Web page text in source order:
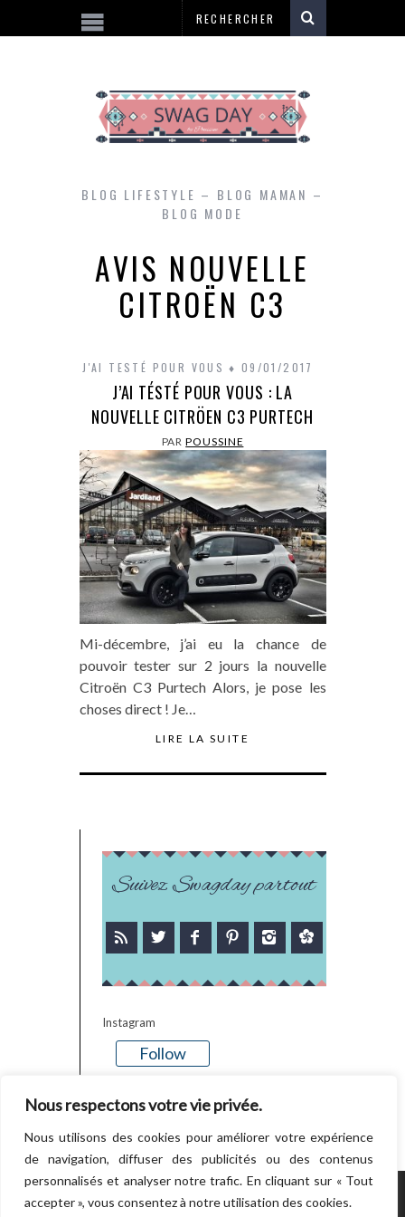
Nous respectons votre vie privée.
Nous utilisons des cookies pour améliorer votre expérience
de navigation, diffuser des publicités ou des contenus
personnalisés et analyser notre trafic. En cliquant sur « Tout
accepter », vous consentez à notre utilisation des cookies.
BLOG LIFESTYLE – BLOG MAMAN –
BLOG MODE
AVIS NOUVELLE
CITROËN C3
J'AI TESTÉ POUR VOUS 09/01/2017
J’AI TÉSTÉ POUR VOUS : LA
NOUVELLE CITRÖEN C3 PURTECH
PARPOUSSINE
Mi-décembre, j’ai eu la chance de
pouvoir tester sur 2 jours la nouvelle
Citroën C3 Purtech Alors, je pose les
choses direct ! Je…
LIRE LA SUITE
Suivez Swagday partout
Instagram
Follow
POWERED BY WORDPRESS.CREATED BY